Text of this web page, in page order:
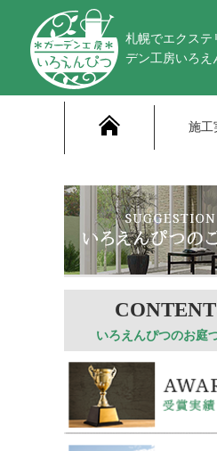
札幌でエクステ
デン工房いろえ
施工
いろえんぴつのお庭